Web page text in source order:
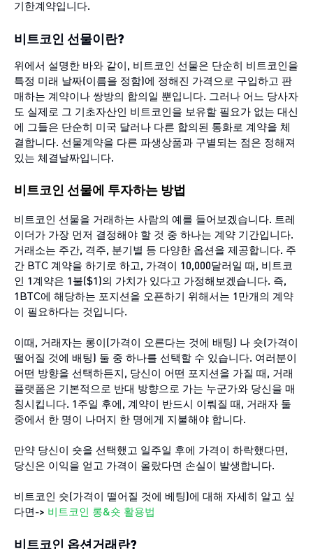
기한계약입니다.
비트코인 선물이란?
위에서 설명한 바와 같이, 비트코인 선물은 단순히 비트코인을
특정 미래 날짜(이름을 정함)에 정해진 가격으로 구입하고 판
매하는 계약이나 쌍방의 합의일 뿐입니다. 그러나 어느 당사자
도 실제로 그 기초자산인 비트코인을 보유할 필요가 없는 대신
에 그들은 단순히 미국 달러나 다른 합의된 통화로 계약을 체
결합니다. 선물계약을 다른 파생상품과 구별되는 점은 정해져
있는 체결날짜입니다.
비트코인 선물에 투자하는 방법
비트코인 선물을 거래하는 사람의 예를 들어보겠습니다. 트레
이더가 가장 먼저 결정해야 할 것 중 하나는 계약 기간입니다.
거래소는 주간, 격주, 분기별 등 다양한 옵션을 제공합니다. 주
간 BTC 계약을 하기로 하고, 가격이 10,000달러일 때, 비트코
인 1계약은 1불($1)의 가치가 있다고 가정해보겠습니다. 즉,
1BTC에 해당하는 포지션을 오픈하기 위해서는 1만개의 계약
이 필요하다는 것입니다.
이때, 거래자는 롱이(가격이 오른다는 것에 배팅) 나 숏(가격이
떨어질 것에 배팅) 둘 중 하나를 선택할 수 있습니다. 여러분이
어떤 방향을 선택하든지, 당신이 어떤 포지션을 가질 때, 거래
플랫폼은 기본적으로 반대 방향으로 가는 누군가와 당신을 매
칭시킵니다. 1주일 후에, 계약이 반드시 이뤄질 때, 거래자 둘
중에서 한 명이 나머지 한 명에게 지불해야 합니다.
만약 당신이 숏을 선택했고 일주일 후에 가격이 하락했다면,
당신은 이익을 얻고 가격이 올랐다면 손실이 발생합니다.
비트코인 숏(가격이 떨어질 것에 베팅)에 대해 자세히 알고 싶
다면-> 비트코인 롱&숏 활용법
비트코인 옵션거래란?